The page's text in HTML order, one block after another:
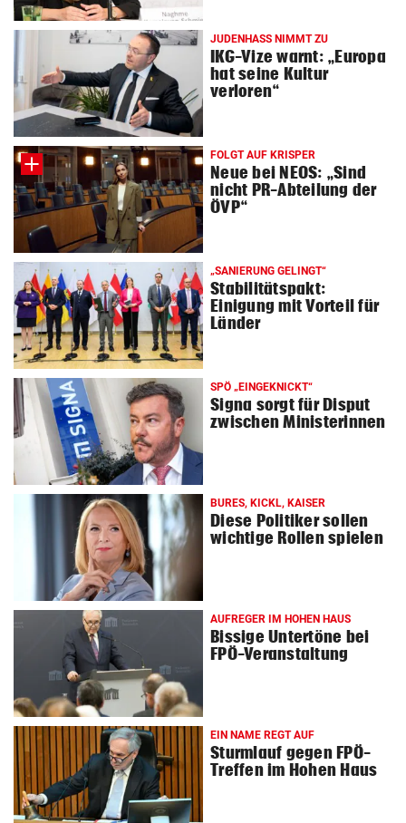
JUDENHASS NIMMT ZU
IKG-Vize warnt: „Europa
hat seine Kultur
verloren“
FOLGT AUF KRISPER
Neue bei NEOS: „Sind
nicht PR-Abteilung der
ÖVP“
„SANIERUNG GELINGT“
Stabilitätspakt:
Einigung mit Vorteil für
Länder
SPÖ „EINGEKNICKT“
Signa sorgt für Disput
zwischen Ministerinnen
BURES, KICKL, KAISER
Diese Politiker sollen
wichtige Rollen spielen
AUFREGER IM HOHEN HAUS
Bissige Untertöne bei
FPÖ-Veranstaltung
EIN NAME REGT AUF
Sturmlauf gegen FPÖ-
Treffen im Hohen Haus